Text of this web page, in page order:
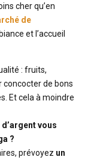
cher qu’en
de
et l’accueil
: fruits,
concocter de bons
Et cela à moindre
vous
?
prévoyez un